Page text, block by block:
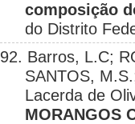
composição
do Distrito
92. Barros, L.C;
SANTOS,
Lacerda de
MORANGOS